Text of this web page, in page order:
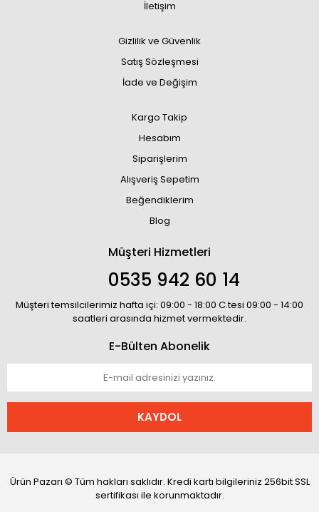
İletişim
Gizlilik ve Güvenlik
Satış Sözleşmesi
İade ve Değişim
Kargo Takip
Hesabım
Siparişlerim
Alışveriş Sepetim
Beğendiklerim
Blog
Müşteri Hizmetleri
0535 942 60 14
Müşteri temsilcilerimiz hafta içi: 09:00 - 18:00 C.tesi 09:00 - 14:00
saatleri arasında hizmet vermektedir.
E-Bülten Abonelik
KAYDOL
Ürün Pazarı © Tüm hakları saklıdır. Kredi kartı bilgileriniz 256bit SSL
sertifikası ile korunmaktadır.